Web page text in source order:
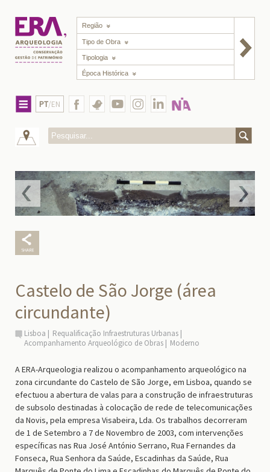
Região
Tipo de Obra
Tipologia
Época Histórica
PT/EN
Castelo de São Jorge (área
circundante)
Lisboa
Requalificação Infraestruturas Urbanas
Acompanhamento Arqueológico de Obras
Moderno
A ERA-Arqueologia realizou o acompanhamento arqueológico na
zona circundante do Castelo de São Jorge, em Lisboa, quando se
efectuou a abertura de valas para a construção de infraestruturas
de subsolo destinadas à colocação de rede de telecomunicações
da Novis, pela empresa Visabeira, Lda. Os trabalhos decorreram
de 1 de Setembro a 7 de Novembro de 2003, com intervenções
específicas nas Rua José António Serrano, Rua Fernandes da
Fonseca, Rua Senhora da Saúde, Escadinhas da Saúde, Rua